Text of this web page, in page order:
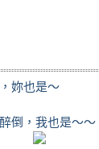
妳也是～
，我也是～～